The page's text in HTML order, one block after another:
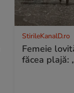
StirileKanalD.ro
Femeie
făcea plajă: